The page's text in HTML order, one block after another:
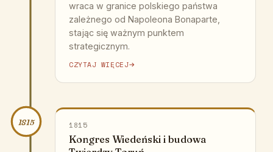
wraca w granice polskiego państwa
zależnego od Napoleona Bonaparte,
stając się ważnym punktem
strategicznym.
CZYTAJ WIĘCEJ
1815 1815
Kongres Wiedeński i budowa